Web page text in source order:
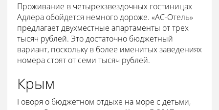
Проживание в четырехзвездочных гостиницах
Адлера обойдется немного дороже. «АС-Отель»
предлагает двухместные апартаменты от трех
тысяч рублей. Это достаточно бюджетный
вариант, поскольку в более именитых заведениях
номера стоят от семи тысяч рублей.
Крым
Говоря о бюджетном отдыхе на море с детьми,